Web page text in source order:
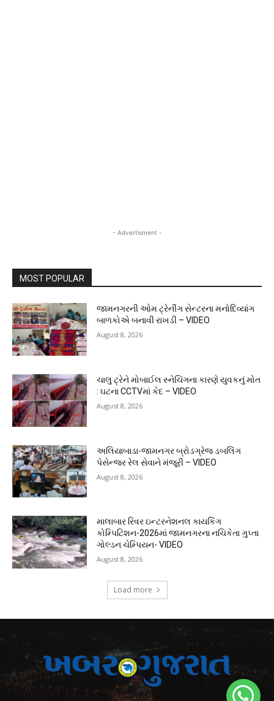
- Advertisment -
MOST POPULAR
જામનગરની ઓમ ટ્રેનીંગ સેન્ટરના મનોદિવ્યાંગ
બાળકોએ બનાવી રાખડી – VIDEO
August 8, 2026
ચાલુ ટ્રેને મોબાઈલ સ્નેચિંગના કારણે યુવકનું મોત
: ઘટના CCTVમાં કેદ – VIDEO
August 8, 2026
અલિયાબાડા-જામનગર બ્રોડગ્રેજ ડબલિંગ
પેસેન્જર રેલ સેવાને મંજૂરી – VIDEO
August 8, 2026
માલાબાર રિવર ઇન્ટરનેશનલ કાયકિંગ
કોમ્પિટિશન-2026માં જામનગરના નચિકેતા ગુપ્તા
ગોલ્ડન ચેમ્પિયન- VIDEO
August 8, 2026
Load more